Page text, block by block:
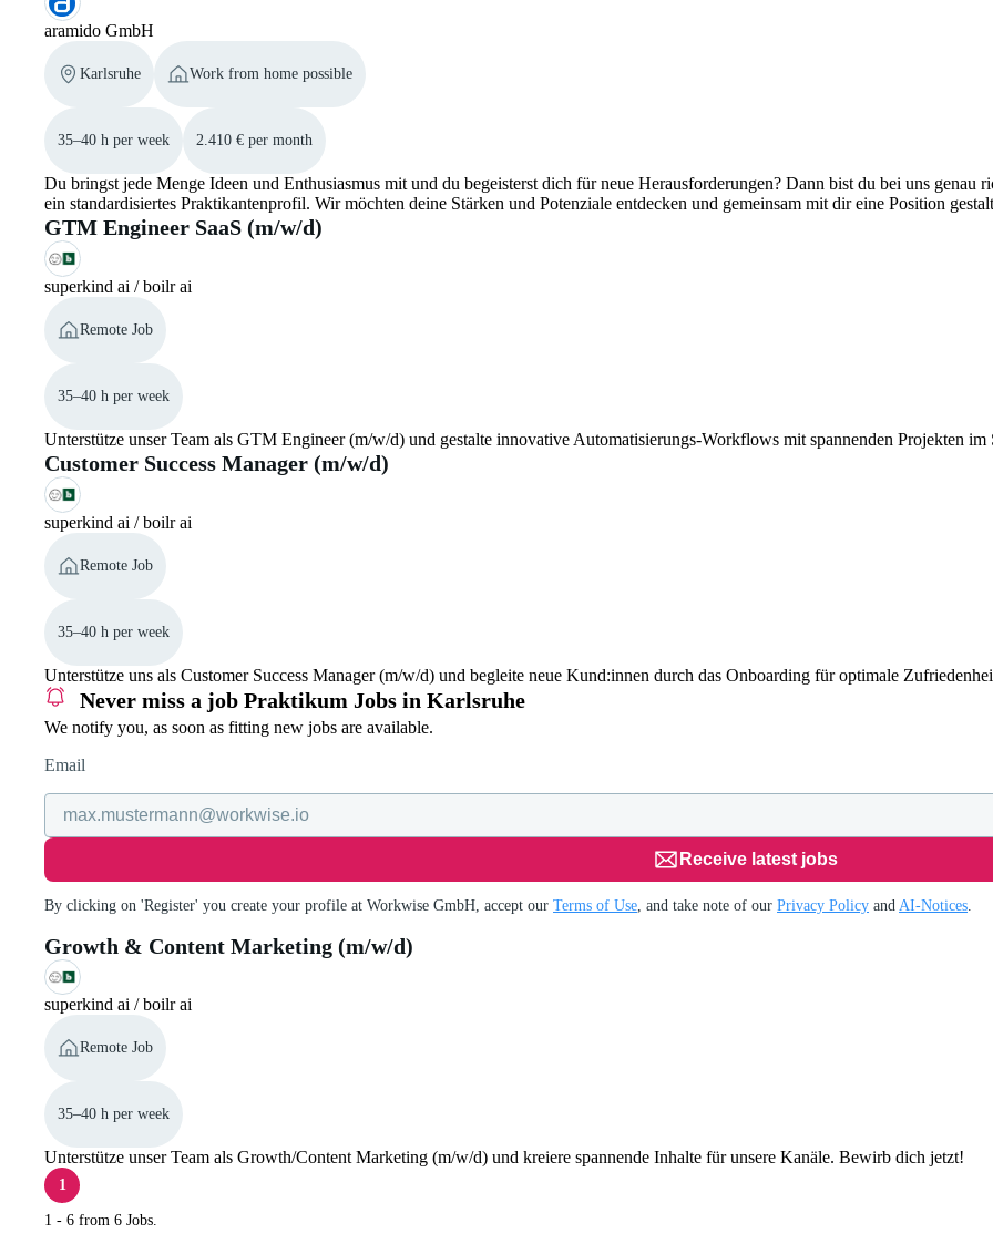
aramido GmbH
Karlsruhe Work from home possible
35–40 h per week 2.410 € per month
Du bringst jede Menge Ideen und Enthusiasmus mit und du begeisterst dich für neue Herausforderungen? Dann bist du bei uns
ein standardisiertes Praktikantenprofil. Wir möchten deine Stärken und Potenziale entdecken und gemeinsam mit dir eine Position
GTM Engineer SaaS (m/w/d)
superkind ai / boilr ai
Remote Job
35–40 h per week
Unterstütze unser Team als GTM Engineer (m/w/d) und gestalte innovative Automatisierungs-Workflows mit spannenden Projekten
Customer Success Manager (m/w/d)
superkind ai / boilr ai
Remote Job
35–40 h per week
Unterstütze uns als Customer Success Manager (m/w/d) und begleite neue Kund:innen durch das Onboarding für optimale
Never miss a job Praktikum Jobs in Karlsruhe
We notify you, as soon as fitting new jobs are available.
Email
Receive latest jobs
By clicking on 'Register' you create your profile at Workwise GmbH, accept ourTerms of Use , and take note of ourPrivacy Policy and AI-Notices
Growth & Content Marketing (m/w/d)
superkind ai / boilr ai
Remote Job
35–40 h per week
Unterstütze unser Team als Growth/Content Marketing (m/w/d) und kreiere spannende Inhalte für unsere Kanäle. Bewirb dich jetzt!
1
1 - 6 from 6 Jobs.